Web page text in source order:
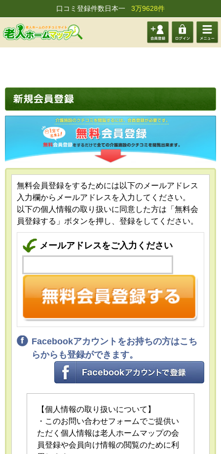
口コミ登録件数日本一 3万9628件
会員登 ログイ メニュ
無料会員登録をするためには以下のメールアドレス
入力欄からメールアドレスを入力してください。
以下の個人情報の取り扱いに同意した方は「無料会
員登録する」ボタンを押し、登録をしてください。
メールアドレスをご入力ください
Facebookアカウントをお持ちの方はこち
らからも登録ができます。
【個人情報の取り扱いについて】
・このお問い合わせフォームでご提供い
ただく個人情報は老人ホームマップの会
員登録や会員向け情報の閲覧のために利